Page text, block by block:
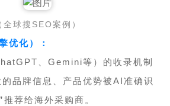
全球搜SEO案例）
优化）：
、Gemini等）的收录机制
品牌信息、产品优势被AI准确识
推荐给海外采购商。